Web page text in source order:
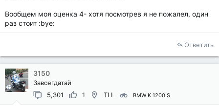
Вообщем моя оценка 4- хотя посмотрев я не пожалел, один
раз стоит :bye:
Ответить
3150
Завсегдатай
5,301
1 TLL BMW K 1200 S